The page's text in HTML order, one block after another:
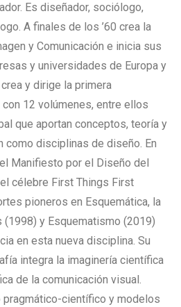
Es diseñador, sociólogo,
A finales de los ’60 crea la
y Comunicación e inicia sus
y universidades de Europa y
y dirige la primera
12 volúmenes, entre ellos
que aportan conceptos, teoría y
como disciplinas de diseño. En
Manifiesto por el Diseño del
célebre First Things First
pioneros en Esquemática, la
y Esquematismo (2019)
en esta nueva disciplina. Su
integra la imaginería científica
de la comunicación visual.
pragmático-científico y modelos